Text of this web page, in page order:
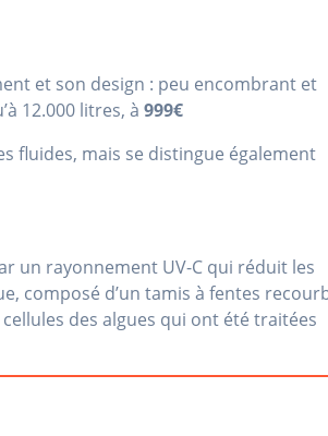
et son design : peu encombrant et
12.000 litres, à999€
fluides, mais se distingue également
un rayonnement UV-C qui réduit les
composé d’un tamis à fentes
des algues qui ont été traitées